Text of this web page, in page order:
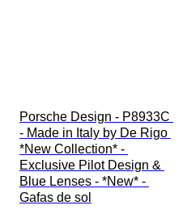
Porsche Design - P8933C
- Made in Italy by De Rigo
*New Collection* -
Exclusive Pilot Design &
Blue Lenses - *New* -
Gafas de sol